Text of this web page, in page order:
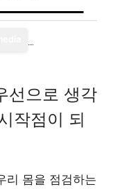
선으로 생각
작점이 되
리 몸을 점검하는